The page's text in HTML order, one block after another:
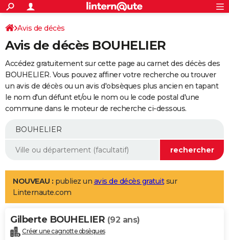
ACTUALITÉS
Politique
Société
Faits Divers
Education
Monde
Villes
+
SPORT
Coupe du monde 2026
Football
Tennis
Cyclisme
Rugby
Forum
Programme TV
TNT
Streaming
Cinéma
Sorties cinéma
Musique
+
FINANCE
Impôts
Immobilier
Risques naturels par ville
Banque
Assurance
Crédit
AUTO
Essais
Réserver un essai
Citadines
Berlines
SUV
Forum auto
+
Mobiles
Meilleur smartphone
Internet
Ordinateurs
Jeux vidéo
Guide high-tech
Aménagement intérieur
LIFESTYLE
Art de vivre
Bien-être
Loisirs
Mode
Modes de vie
Alimentation
Guide de la santé
Maladies
Médicaments
Sommeil
VOYAGE
Avis de décès
Avis de décès BOUHELIER
Accédez gratuitement sur cette page au carnet des décès des
BOUHELIER. Vous pouvez affiner votre recherche ou trouver
un avis de décès ou un avis d'obsèques plus ancien en tapant
le nom d'un défunt et/ou le nom ou le code postal d'une
commune dans le moteur de recherche ci-dessous.
NOUVEAU : publiez un avis de décès gratuitsur
Linternaute.com
Gilberte BOUHELIER (92 ans)
Créer une cagnotte obsèques